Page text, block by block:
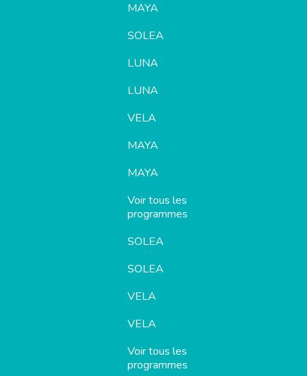
MAYA
SOLEA
LUNA
LUNA
VELA
MAYA
MAYA
Voir tous les
programmes
SOLEA
SOLEA
VELA
VELA
Voir tous les
programmes